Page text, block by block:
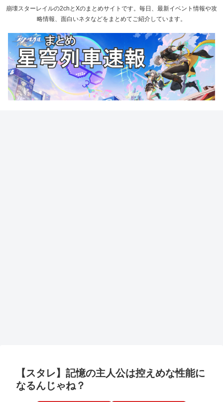
崩壊スターレイルの2chとXのまとめサイトです。毎日、最新イベント情報や攻
略情報、面白いネタなどをまとめてご紹介しています。
【スタレ】記憶の主人公は控えめな性能に
なるんじゃね？